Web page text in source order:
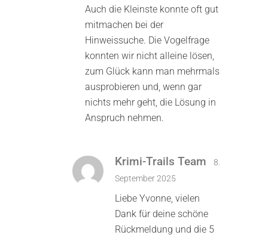
Auch die Kleinste konnte oft gut
mitmachen bei der
Hinweissuche. Die Vogelfrage
konnten wir nicht alleine lösen,
zum Glück kann man mehrmals
ausprobieren und, wenn gar
nichts mehr geht, die Lösung in
Anspruch nehmen.
Krimi-Trails Team
8.
September 2025
Liebe Yvonne, vielen
Dank für deine schöne
Rückmeldung und die 5